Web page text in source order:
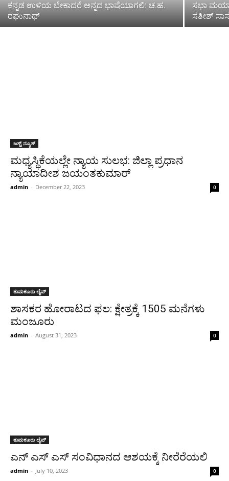
ಕನ್ನಡ ಉಳಿಯ ಬೇಕಾದರೆ ಅನ್ನದ ಭಾಷೆಯಾಗಲಿ: ಚ.ಹ.
ರಘುನಾಥ್
ಸಭಾ
ಸತೀಶ್
ಜಸ್ಟ್ ನ್ಯೂಸ್
ಮಧ್ಯಸ್ಥಿಕೆಯಲ್ಲೇ ನ್ಯಾಯ ಸುಲಭ: ಜಿಲ್ಲಾ ಪ್ರಧಾನ
ನ್ಯಾಯಾದೀಶ ಜಯಂತಕುಮಾರ್
admin - December 22, 2023 0
ತುಮಕೂರು ಲೈವ್
ಶಾಸಕರ ಹೋರಾಟದ ಫಲ: ಕ್ಷೇತ್ರಕ್ಕೆ 1505 ಮನೆಗಳು
ಮಂಜೂರು
admin - August 31, 2023 0
ತುಮಕೂರು ಲೈವ್
ಎನ್ ಎಸ್ ಎಸ್ ಸಂವಿಧಾನದ ಆಶಯಕ್ಕೆ ನೀರೆರೆಯಲಿ
admin - July 10, 2023 0